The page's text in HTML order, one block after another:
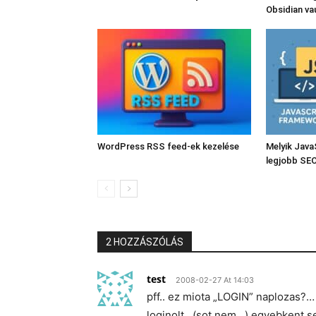
Obsidian
WordPress RSS feed-ek kezelése
Melyik
legjobb
2 HOZZÁSZÓLÁS
test 2008-02-27 At 14:03
pff.. ez miota „LOGIN”